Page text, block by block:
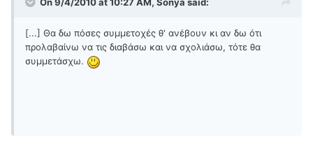
On 9/4/2010 at 10:27 AM, Sonya said:
[...] Θα δω πόσες συμμετοχές θ' ανέβουν κι αν δω ότι
προλαβαίνω να τις διαβάσω και να σχολιάσω, τότε θα
συμμετάσχω.